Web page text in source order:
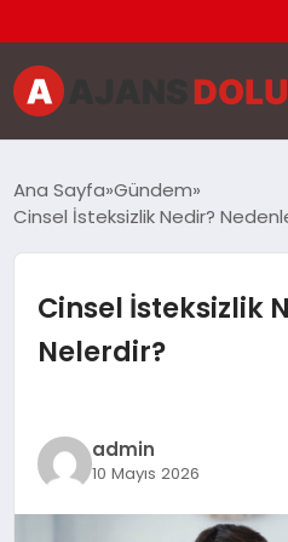
EKONOMI
GENEL
MAGAZIN
Ana Sayfa Gündem
Cinsel İsteksizlik Nedir?
Cinsel İsteksizlik
Nelerdir?
admin
10 Mayıs 2026